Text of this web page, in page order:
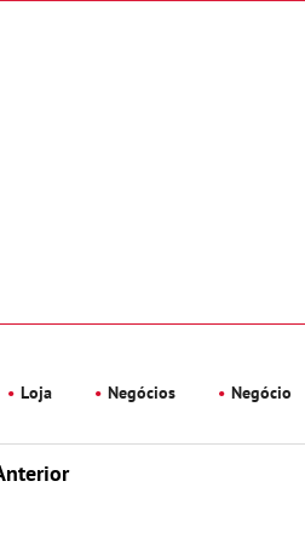
Loja Negócios Negócio